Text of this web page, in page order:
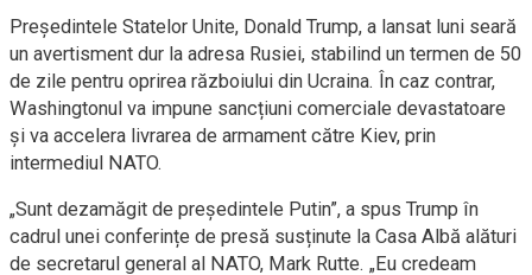
Președintele Statelor Unite, Donald Trump, a lansat luni seară
un avertisment dur la adresa Rusiei, stabilind un termen de 50
de zile pentru oprirea războiului din Ucraina. În caz contrar,
Washingtonul va impune sancțiuni comerciale devastatoare
și va accelera livrarea de armament către Kiev, prin
intermediul NATO.
„Sunt dezamăgit de președintele Putin”, a spus Trump în
cadrul unei conferințe de presă susținute la Casa Albă alături
de secretarul general al NATO, Mark Rutte. „Eu credeam